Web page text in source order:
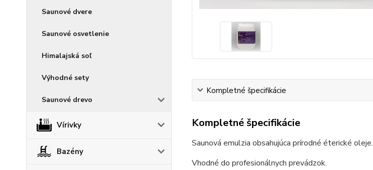
Saunové dvere
Saunové osvetlenie
Himalajská soľ
Výhodné sety
Saunové drevo
Vírivky
Bazény
Kompletné špecifikácie
Kompletné špecifikácie
Saunová emulzia obsahujúca prírodné éterické oleje.
Vhodné do profesionálnych prevádzok.